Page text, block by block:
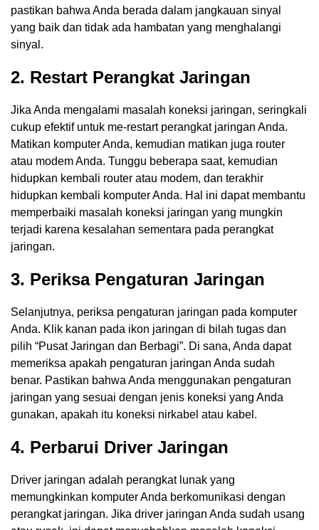
pastikan bahwa Anda berada dalam jangkauan sinyal
yang baik dan tidak ada hambatan yang menghalangi
sinyal.
2. Restart Perangkat Jaringan
Jika Anda mengalami masalah koneksi jaringan, seringkali
cukup efektif untuk me-restart perangkat jaringan Anda.
Matikan komputer Anda, kemudian matikan juga router
atau modem Anda. Tunggu beberapa saat, kemudian
hidupkan kembali router atau modem, dan terakhir
hidupkan kembali komputer Anda. Hal ini dapat membantu
memperbaiki masalah koneksi jaringan yang mungkin
terjadi karena kesalahan sementara pada perangkat
jaringan.
3. Periksa Pengaturan Jaringan
Selanjutnya, periksa pengaturan jaringan pada komputer
Anda. Klik kanan pada ikon jaringan di bilah tugas dan
pilih “Pusat Jaringan dan Berbagi”. Di sana, Anda dapat
memeriksa apakah pengaturan jaringan Anda sudah
benar. Pastikan bahwa Anda menggunakan pengaturan
jaringan yang sesuai dengan jenis koneksi yang Anda
gunakan, apakah itu koneksi nirkabel atau kabel.
4. Perbarui Driver Jaringan
Driver jaringan adalah perangkat lunak yang
memungkinkan komputer Anda berkomunikasi dengan
perangkat jaringan. Jika driver jaringan Anda sudah usang